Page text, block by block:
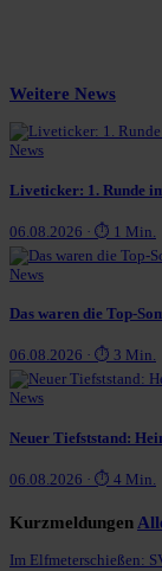
Weitere News
News
Liveticker: 1. Runde
06.08.2026 · ⏱ 1 Min.
News
Das waren die Top-
06.08.2026 · ⏱ 3 Min.
News
Neuer Tiefststand:
06.08.2026 · ⏱ 4 Min.
Kurzmeldungen
Im Elfmeterschießen: